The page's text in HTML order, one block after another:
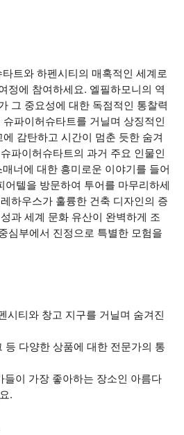
트와 하펜시티의 매혹적인 세계로
정에 참여하세요. 엘필하모니의 역
그 중요성에 대한 독점적인 통찰력
파이허슈타트를 거닐며 상징적인
감탄하고 시간이 멈춘 듯한 숨겨
파이허슈타트의 과거 주요 인물인
너에 대한 흥미로운 이야기를 들어
어텔을 방문하여 투어를 마무리하세
하우스가 훌륭한 건축 디자인의 증
과 세계 문화 유산이 완벽하게 조
심부에서 진정으로 특별한 모험을
시티와 창고 지구를 거닐며 숨겨진
등 다양한 상품에 대한 전문가의 통
이 가장 좋아하는 장소인 아름다
.